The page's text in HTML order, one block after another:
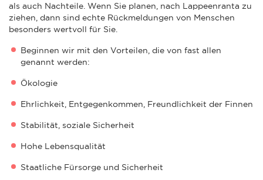
als auch Nachteile. Wenn Sie planen, nach Lappeenranta zu
ziehen, dann sind echte Rückmeldungen von Menschen
besonders wertvoll für Sie.
Beginnen wir mit den Vorteilen, die von fast allen
genannt werden:
Ökologie
Ehrlichkeit, Entgegenkommen, Freundlichkeit der Finnen
Stabilität, soziale Sicherheit
Hohe Lebensqualität
Staatliche Fürsorge und Sicherheit